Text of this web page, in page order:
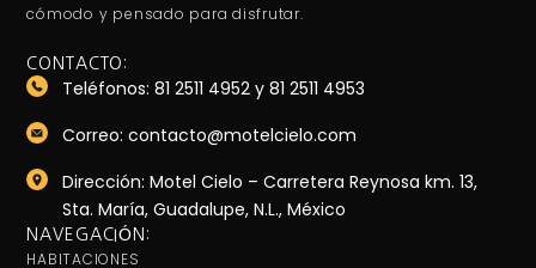
cómodo y pensado para disfrutar.
CONTACTO:
Teléfonos: 81 2511 4952 y 81 2511 4953
Correo: contacto@motelcielo.com
Dirección: Motel Cielo – Carretera Reynosa km. 13,
Sta. María, Guadalupe, N.L., México
NAVEGACIÓN:
HABITACIONES